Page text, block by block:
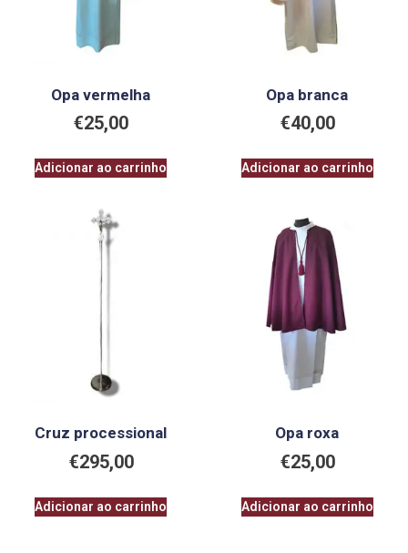
Opa vermelha
€25,00
Adicionar ao carrinho
Opa branca
€40,00
Adicionar ao carrinho
Cruz processional
€295,00
Adicionar ao carrinho
Opa roxa
€25,00
Adicionar ao carrinho